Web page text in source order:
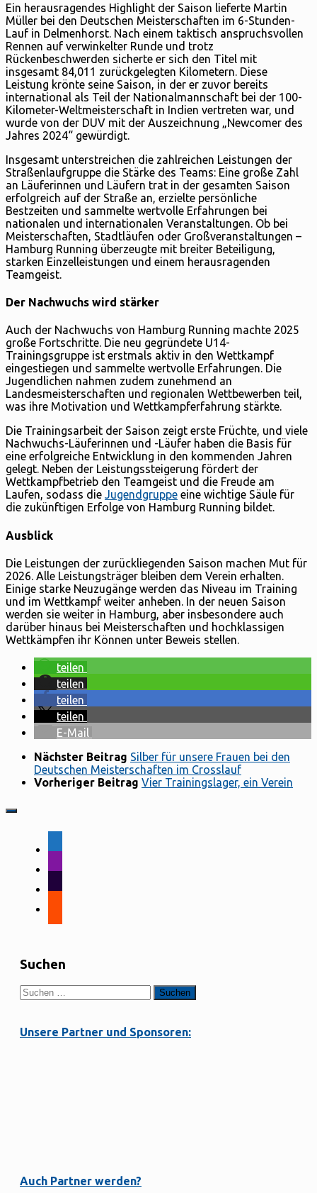
Ein herausragendes Highlight der Saison lieferte Martin
Müller bei den Deutschen Meisterschaften im 6-Stunden-
Lauf in Delmenhorst. Nach einem taktisch anspruchsvollen
Rennen auf verwinkelter Runde und trotz
Rückenbeschwerden sicherte er sich den Titel mit
insgesamt 84,011 zurückgelegten Kilometern. Diese
Leistung krönte seine Saison, in der er zuvor bereits
international als Teil der Nationalmannschaft bei der 100-
Kilometer-Weltmeisterschaft in Indien vertreten war, und
wurde von der DUV mit der Auszeichnung „Newcomer des
Jahres 2024“ gewürdigt.
Insgesamt unterstreichen die zahlreichen Leistungen der
Straßenlaufgruppe die Stärke des Teams: Eine große Zahl
an Läuferinnen und Läufern trat in der gesamten Saison
erfolgreich auf der Straße an, erzielte persönliche
Bestzeiten und sammelte wertvolle Erfahrungen bei
nationalen und internationalen Veranstaltungen. Ob bei
Meisterschaften, Stadtläufen oder Großveranstaltungen –
Hamburg Running überzeugte mit breiter Beteiligung,
starken Einzelleistungen und einem herausragenden
Teamgeist.
Der Nachwuchs wird stärker
Auch der Nachwuchs von Hamburg Running machte 2025
große Fortschritte. Die neu gegründete U14-
Trainingsgruppe ist erstmals aktiv in den Wettkampf
eingestiegen und sammelte wertvolle Erfahrungen. Die
Jugendlichen nahmen zudem zunehmend an
Landesmeisterschaften und regionalen Wettbewerben teil,
was ihre Motivation und Wettkampferfahrung stärkte.
Die Trainingsarbeit der Saison zeigt erste Früchte, und viele
Nachwuchs-Läuferinnen und -Läufer haben die Basis für
eine erfolgreiche Entwicklung in den kommenden Jahren
gelegt. Neben der Leistungssteigerung fördert der
Wettkampfbetrieb den Teamgeist und die Freude am
Laufen, sodass die Jugendgruppe eine wichtige Säule für
die zukünftigen Erfolge von Hamburg Running bildet.
Ausblick
Die Leistungen der zurückliegenden Saison machen Mut für
2026. Alle Leistungsträger bleiben dem Verein erhalten.
Einige starke Neuzugänge werden das Niveau im Training
und im Wettkampf weiter anheben. In der neuen Saison
werden sie weiter in Hamburg, aber insbesondere auch
darüber hinaus bei Meisterschaften und hochklassigen
Wettkämpfen ihr Können unter Beweis stellen.
teilen
teilen
teilen
teilen
E-Mail
Nächster Beitrag Silber für unsere Frauen bei den
Deutschen Meisterschaften im Crosslauf
Vorheriger Beitrag Vier Trainingslager, ein Verein
Suchen
Suchen
nach:
Unsere Partner und Sponsoren:
Auch Partner werden?